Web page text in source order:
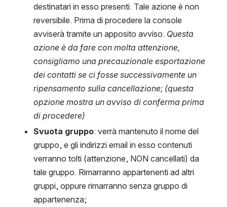
destinatari in esso presenti. Tale azione è non
reversibile. Prima di procedere la console
avviserà tramite un apposito avviso. Questa
azione è da fare con molta attenzione,
consigliamo una precauzionale esportazione
dei contatti se ci fosse successivamente un
ripensamento sulla cancellazione; (questa
opzione mostra un avviso di conferma prima
di procedere)
Svuota gruppo: verrà mantenuto il nome del
gruppo, e gli indirizzi email in esso contenuti
verranno tolti (attenzione, NON cancellati) da
tale gruppo. Rimarranno appartenenti ad altri
gruppi, oppure rimarranno senza gruppo di
appartenenza;